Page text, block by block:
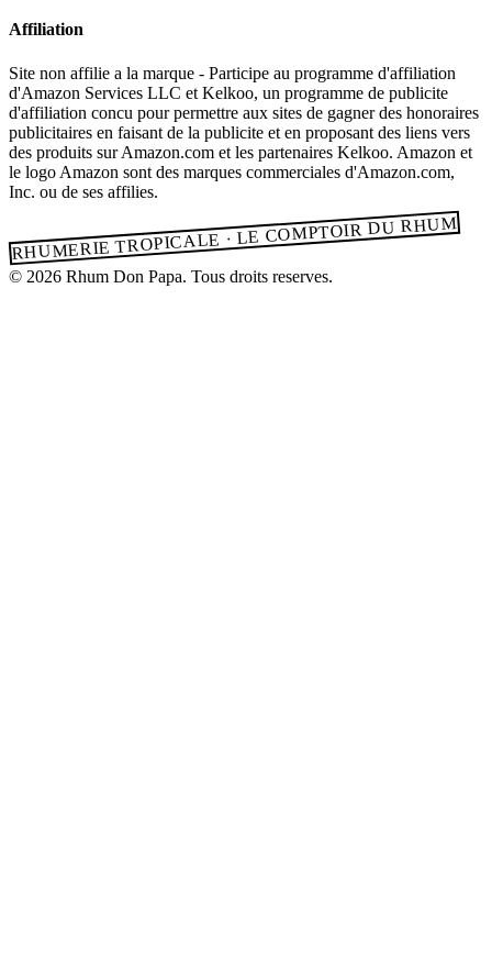
Affiliation
Site non affilie a la marque - Participe au programme d'affiliation
d'Amazon Services LLC et Kelkoo, un programme de publicite
d'affiliation concu pour permettre aux sites de gagner des honoraires
publicitaires en faisant de la publicite et en proposant des liens vers
des produits sur Amazon.com et les partenaires Kelkoo. Amazon et
le logo Amazon sont des marques commerciales d'Amazon.com,
Inc. ou de ses affilies.
RHUMERIE TROPICALE · LE COMPTOIR DU RHUM
© 2026 Rhum Don Papa. Tous droits reserves.